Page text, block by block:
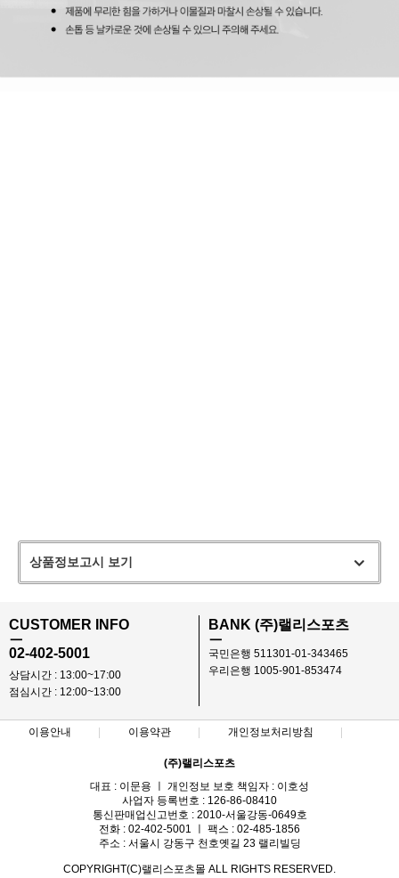
상품정보고시 보기
CUSTOMER INFO
ㅡ
02-402-5001
상담시간 : 13:00~17:00
점심시간 : 12:00~13:00
BANK (주)랠리스포츠
ㅡ
국민은행 511301-01-343465
우리은행 1005-901-853474
이용안내 이용약관 개인정보처리방침
(주)랠리스포츠
대표 : 이문용 ㅣ 개인정보 보호 책임자 : 이호성
사업자 등록번호 : 126-86-08410
통신판매업신고번호 : 2010-서울강동-0649호
전화 : 02-402-5001 ㅣ 팩스 : 02-485-1856
주소 : 서울시 강동구 천호옛길 23 랠리빌딩
COPYRIGHT(C)랠리스포츠몰 ALL RIGHTS RESERVED.